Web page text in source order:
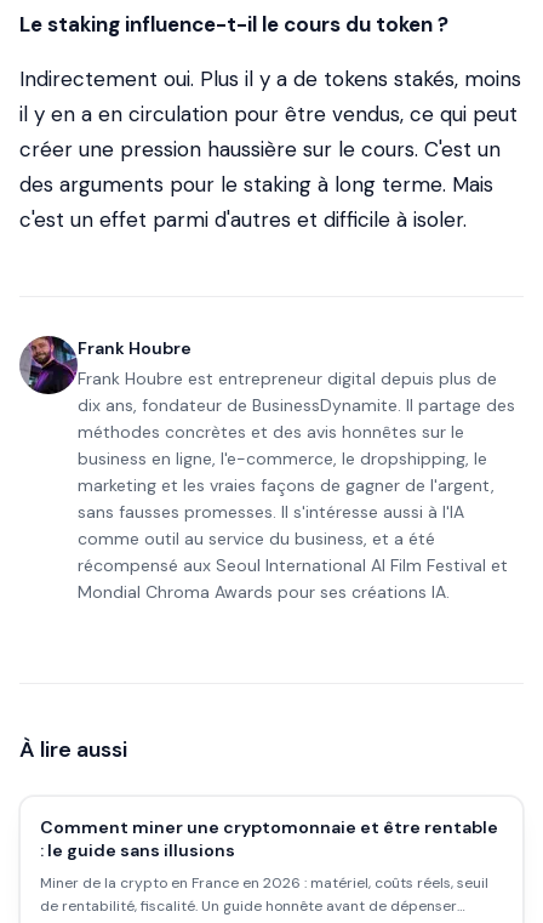
Le staking influence-t-il le cours du token ?
Indirectement oui. Plus il y a de tokens stakés, moins
il y en a en circulation pour être vendus, ce qui peut
créer une pression haussière sur le cours. C'est un
des arguments pour le staking à long terme. Mais
c'est un effet parmi d'autres et difficile à isoler.
Frank Houbre
Frank Houbre est entrepreneur digital depuis plus de
dix ans, fondateur de BusinessDynamite. Il partage des
méthodes concrètes et des avis honnêtes sur le
business en ligne, l'e-commerce, le dropshipping, le
marketing et les vraies façons de gagner de l'argent,
sans fausses promesses. Il s'intéresse aussi à l'IA
comme outil au service du business, et a été
récompensé aux Seoul International AI Film Festival et
Mondial Chroma Awards pour ses créations IA.
À lire aussi
Comment miner une cryptomonnaie et être rentable
: le guide sans illusions
Miner de la crypto en France en 2026 : matériel, coûts réels, seuil
de rentabilité, fiscalité. Un guide honnête avant de dépenser